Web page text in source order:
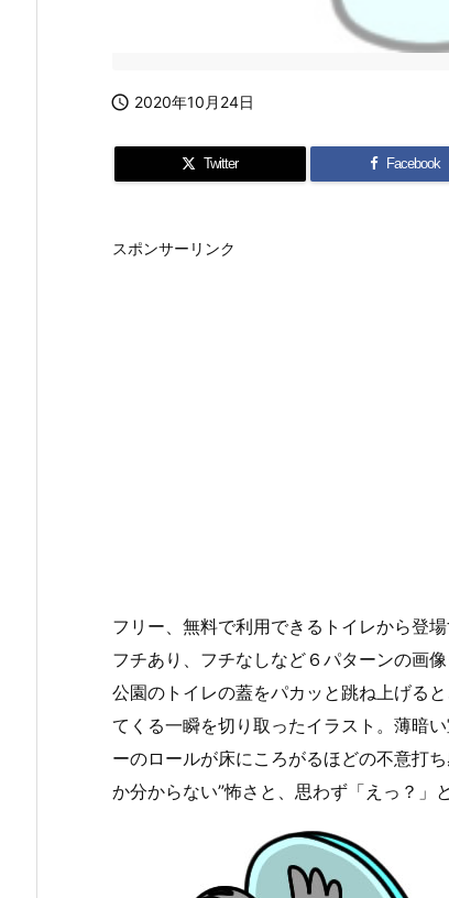
 2020年10月24日
Twitter Facebook
スポンサーリンク
フリー、無料で利用できるトイレから登
フチあり、フチなしなど６パターンの画像
公園のトイレの蓋をパカッと跳ね上げる
てくる一瞬を切り取ったイラスト。薄暗
ーのロールが床にころがるほどの不意打
か分からない”怖さと、思わず「えっ？」